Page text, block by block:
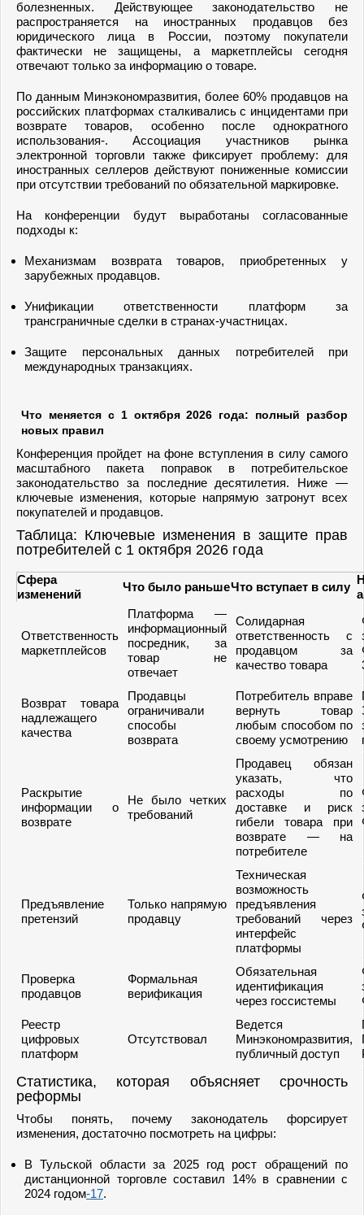
болезненных. Действующее законодательство не
распространяется на иностранных продавцов без
юридического лица в России, поэтому покупатели
фактически не защищены, а маркетплейсы сегодня
отвечают только за информацию о товаре.
По данным Минэкономразвития, более 60% продавцов на
российских платформах сталкивались с инцидентами при
возврате товаров, особенно после однократного
использования-. Ассоциация участников рынка
электронной торговли также фиксирует проблему: для
иностранных селлеров действуют пониженные комиссии
при отсутствии требований по обязательной маркировке.
На конференции будут выработаны согласованные
подходы к:
Механизмам возврата товаров, приобретенных у
зарубежных продавцов.
Унификации ответственности платформ за
трансграничные сделки в странах-участницах.
Защите персональных данных потребителей при
международных транзакциях.
Что меняется с 1 октября 2026 года: полный разбор
новых правил
Конференция пройдет на фоне вступления в силу самого
масштабного пакета поправок в потребительское
законодательство за последние десятилетия. Ниже —
ключевые изменения, которые напрямую затронут всех
покупателей и продавцов.
Таблица: Ключевые изменения в защите прав
потребителей с 1 октября 2026 года
Сфера
изменений
Что было раньшеЧто вступает в силу
Ответственность
маркетплейсов
Платформа —
информационный
посредник, за
товар не
отвечает
Солидарная
ответственность с
продавцом за
качество товара
Возврат товара
надлежащего
качества
Продавцы
ограничивали
способы
возврата
Потребитель вправе
вернуть товар
любым способом по
своему усмотрению
Раскрытие
информации о
возврате
Не было четких
требований
Продавец обязан
указать, что
расходы по
доставке и риск
гибели товара при
возврате — на
потребителе
Предъявление
претензий
Только напрямую
продавцу
Техническая
возможность
предъявления
требований через
интерфейс
платформы
Проверка
продавцов
Формальная
верификация
Обязательная
идентификация
через госсистемы
Реестр
цифровых
платформ
Отсутствовал
Ведется
Минэкономразвития,
публичный доступ
Статистика, которая объясняет срочность
реформы
Чтобы понять, почему законодатель форсирует
изменения, достаточно посмотреть на цифры:
В Тульской области за 2025 год рост обращений по
дистанционной торговле составил 14% в сравнении с
2024 годом-17.